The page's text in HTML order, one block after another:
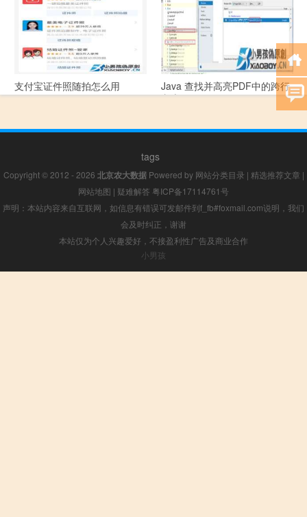
支付宝证件照随拍怎么用
Java 查找并高亮PDF中的跨行
文本
tags
Copyright © 2012 - 2026 北京农大数据Powered by 网站分类目录 | 精选推荐文章 |
网站地图 | 疑难解答 粤ICP备17114761号
声明：本站内容来自互联网，如信息有错误可发邮件到f_fb#foxmail.com说明，我们
会及时纠正，谢谢
本站仅为个人兴趣爱好，不接盈利性广告及商业合作
小男孩